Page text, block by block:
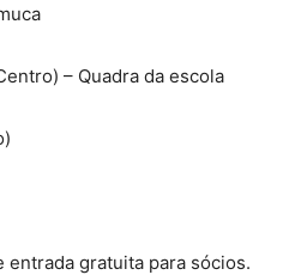
– Quadra da escola
entrada gratuita para sócios.